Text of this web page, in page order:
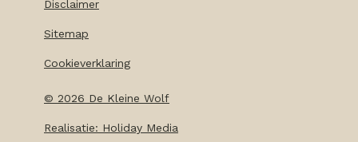
© 2026 De Kleine Wolf
Realisatie: Holiday Media
Disclaimer
Sitemap
Cookieverklaring